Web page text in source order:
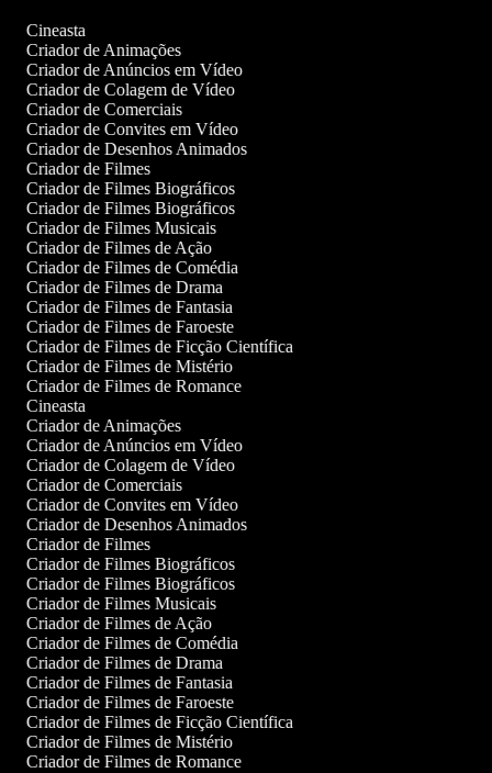
Cineasta
Criador de Animações
Criador de Anúncios em Vídeo
Criador de Colagem de Vídeo
Criador de Comerciais
Criador de Convites em Vídeo
Criador de Desenhos Animados
Criador de Filmes
Criador de Filmes Biográficos
Criador de Filmes Biográficos
Criador de Filmes Musicais
Criador de Filmes de Ação
Criador de Filmes de Comédia
Criador de Filmes de Drama
Criador de Filmes de Fantasia
Criador de Filmes de Faroeste
Criador de Filmes de Ficção Científica
Criador de Filmes de Mistério
Criador de Filmes de Romance
Cineasta
Criador de Animações
Criador de Anúncios em Vídeo
Criador de Colagem de Vídeo
Criador de Comerciais
Criador de Convites em Vídeo
Criador de Desenhos Animados
Criador de Filmes
Criador de Filmes Biográficos
Criador de Filmes Biográficos
Criador de Filmes Musicais
Criador de Filmes de Ação
Criador de Filmes de Comédia
Criador de Filmes de Drama
Criador de Filmes de Fantasia
Criador de Filmes de Faroeste
Criador de Filmes de Ficção Científica
Criador de Filmes de Mistério
Criador de Filmes de Romance